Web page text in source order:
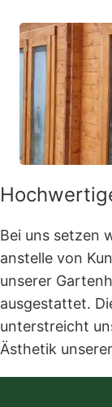
Bei uns setzen
anstelle von
unserer
ausgestattet.
unterstreicht
Ästhetik